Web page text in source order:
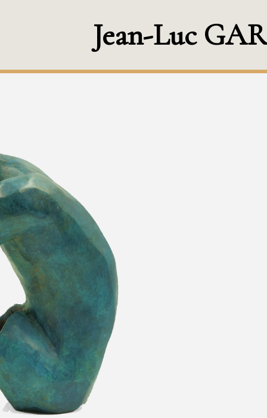
Jean-Luc